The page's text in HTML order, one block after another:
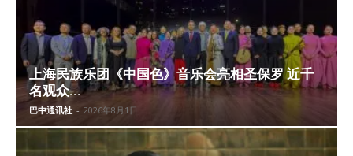
上海民族乐团《中国色》音乐会亮相圣保罗 近千
名观众...
巴中通讯社 - 2026年8月1日